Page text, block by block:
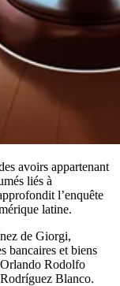
avoirs appartenant
liés à
l’enquête
latine.
de Giorgi,
bancaires et biens
Rodolfo
Blanco.